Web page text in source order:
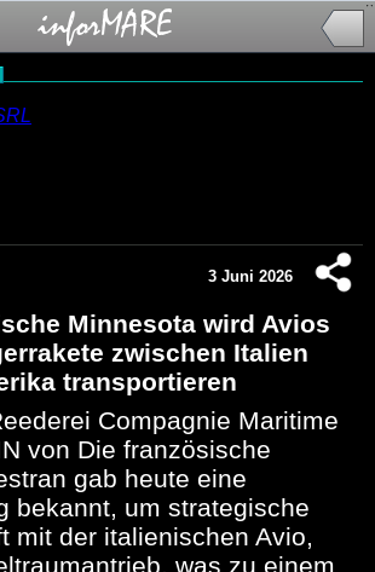
3 Juni 2026
Minnesota wird Avios
zwischen Italien
transportieren
Compagnie Maritime
von Die französische
gab heute eine
bekannt, um strategische
mit der italienischen Avio,
was zu einem